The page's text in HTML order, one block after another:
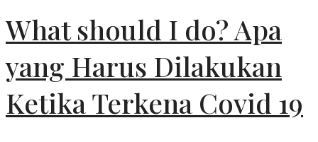
What should I do? Apa
yang Harus Dilakukan
Ketika Terkena Covid 19